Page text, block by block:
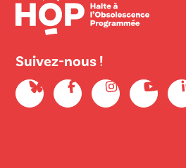
Suivez-nous !